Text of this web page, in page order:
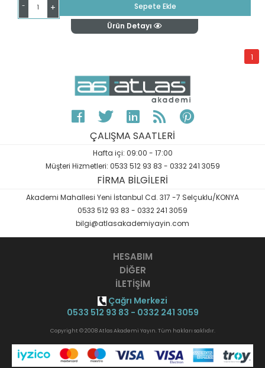
- +
Sepete Ekle
Ürün Detayı
1
ÇALIŞMA SAATLERİ
Hafta içi: 09:00 - 17:00
Müşteri Hizmetleri: 0533 512 93 83 - 0332 241 3059
FİRMA BİLGİLERİ
Akademi Mahallesi Yeni İstanbul Cd. 317 -7 Selçuklu/KONYA
0533 512 93 83 - 0332 241 3059
bilgi@atlasakademiyayin.com
HESABIM
DİĞER
İLETİŞİM
Çağrı Merkezi
0533 512 93 83 - 0332 241 3059
Copyright © 2008 Atlas Akademi Yayın. Tüm hakları saklıdır.